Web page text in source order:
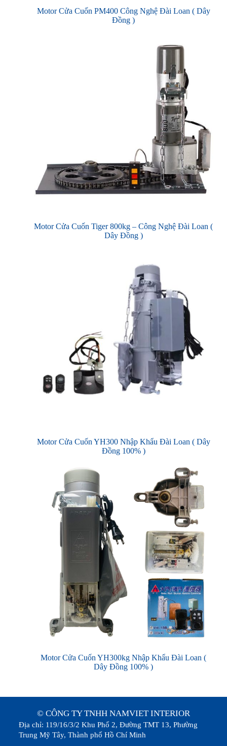
Motor Cửa Cuốn PM400 Công Nghệ Đài Loan ( Dây
Đồng )
Motor Cửa Cuốn Tiger 800kg – Công Nghệ Đài Loan (
Dây Đồng )
Motor Cửa Cuốn YH300 Nhập Khẩu Đài Loan ( Dây
Đồng 100% )
Motor Cửa Cuốn YH300kg Nhập Khẩu Đài Loan (
Dây Đồng 100% )
© CÔNG TY TNHH NAMVIET INTERIOR
Địa chỉ: 119/16/3/2 Khu Phố 2, Đường TMT 13, Phường
Trung Mỹ Tây, Thành phố Hồ Chí Minh